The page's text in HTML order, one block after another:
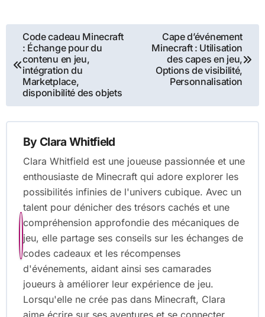
Post
navigation
Code cadeau Minecraft
: Échange pour du
contenu en jeu,
intégration du
Marketplace,
disponibilité des objets
Cape d’événement
Minecraft : Utilisation
des capes en jeu,
Options de visibilité,
Personnalisation
By Clara Whitfield
Clara Whitfield est une joueuse passionnée et une
enthousiaste de Minecraft qui adore explorer les
possibilités infinies de l'univers cubique. Avec un
talent pour dénicher des trésors cachés et une
compréhension approfondie des mécaniques de
jeu, elle partage ses conseils sur les échanges de
codes cadeaux et les récompenses
d'événements, aidant ainsi ses camarades
joueurs à améliorer leur expérience de jeu.
Lorsqu'elle ne crée pas dans Minecraft, Clara
aime écrire sur ses aventures et se connecter